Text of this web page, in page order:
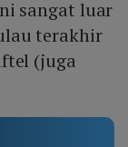
sangat luar
terakhir
(juga